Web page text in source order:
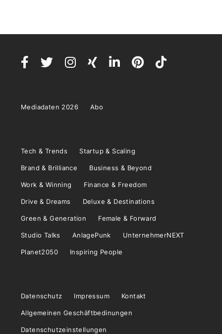
Mediadaten 2026 Abo
Tech & Trends Startup & Scaling
Brand & Brilliance Business & Beyond
Work & Winning Finance & Freedom
Drive & Dreams Deluxe & Destinations
Green & Generation Female & Forward
Studio Talks AnlagePunk UnternehmerNEXT
Planet2050 Inspiring People
Datenschutz Impressum Kontakt
Allgemeinen Geschäftbedinungen
Datenschutzeinstellungen